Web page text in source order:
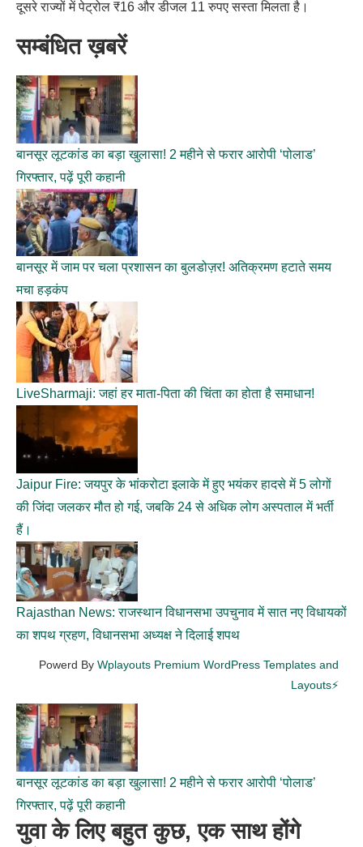
दूसरे राज्यों में पेट्रोल ₹16 और डीजल 11 रुपए सस्ता मिलता है।
सम्बंधित ख़बरें
बानसूर लूटकांड का बड़ा खुलासा! 2 महीने से फरार आरोपी ‘पोलाड’
गिरफ्तार, पढ़ें पूरी कहानी
बानसूर में जाम पर चला प्रशासन का बुलडोज़र! अतिक्रमण हटाते समय
मचा हड़कंप
LiveSharmaji: जहां हर माता-पिता की चिंता का होता है समाधान!
Jaipur Fire: जयपुर के भांकरोटा इलाके में हुए भयंकर हादसे में 5 लोगों
की जिंदा जलकर मौत हो गई, जबकि 24 से अधिक लोग अस्पताल में भर्ती
हैं।
Rajasthan News: राजस्थान विधानसभा उपचुनाव में सात नए विधायकों
का शपथ ग्रहण, विधानसभा अध्यक्ष ने दिलाई शपथ
Powerd By Wplayouts Premium WordPress Templates and
Layouts⚡
बानसूर लूटकांड का बड़ा खुलासा! 2 महीने से फरार आरोपी ‘पोलाड’
गिरफ्तार, पढ़ें पूरी कहानी
युवा के लिए बहुत कुछ, एक साथ होंगे